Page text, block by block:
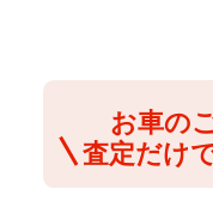
お車の
査定だけ